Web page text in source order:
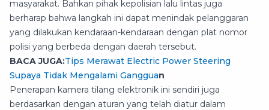
masyarakat. Bahkan pihak kepolisian lalu lintas juga
berharap bahwa langkah ini dapat menindak pelanggaran
yang dilakukan kendaraan-kendaraan dengan plat nomor
polisi yang berbeda dengan daerah tersebut.
BACA JUGA:Tips Merawat Electric Power Steering
Supaya Tidak Mengalami Gangguan
Penerapan kamera tilang elektronik ini sendiri juga
berdasarkan dengan aturan yang telah diatur dalam